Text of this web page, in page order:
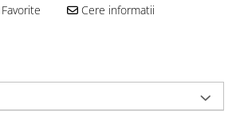
Cere informatii